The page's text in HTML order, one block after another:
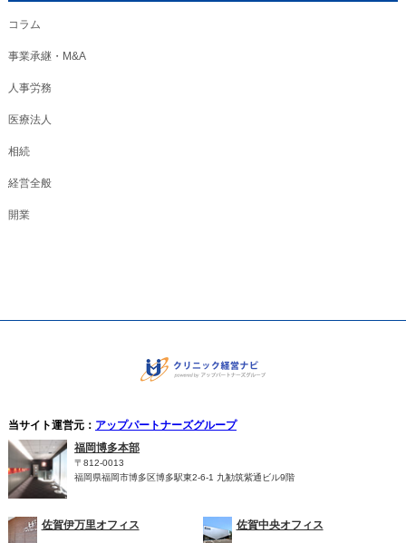
コラム
事業承継・M&A
人事労務
医療法人
相続
経営全般
開業
当サイト運営元： アップパートナーズグループ
福岡博多本部
〒812-0013
福岡県福岡市博多区博多駅東2-6-1 九勧筑紫通ビル9階
佐賀伊万里オフィス 佐賀中央オフィス